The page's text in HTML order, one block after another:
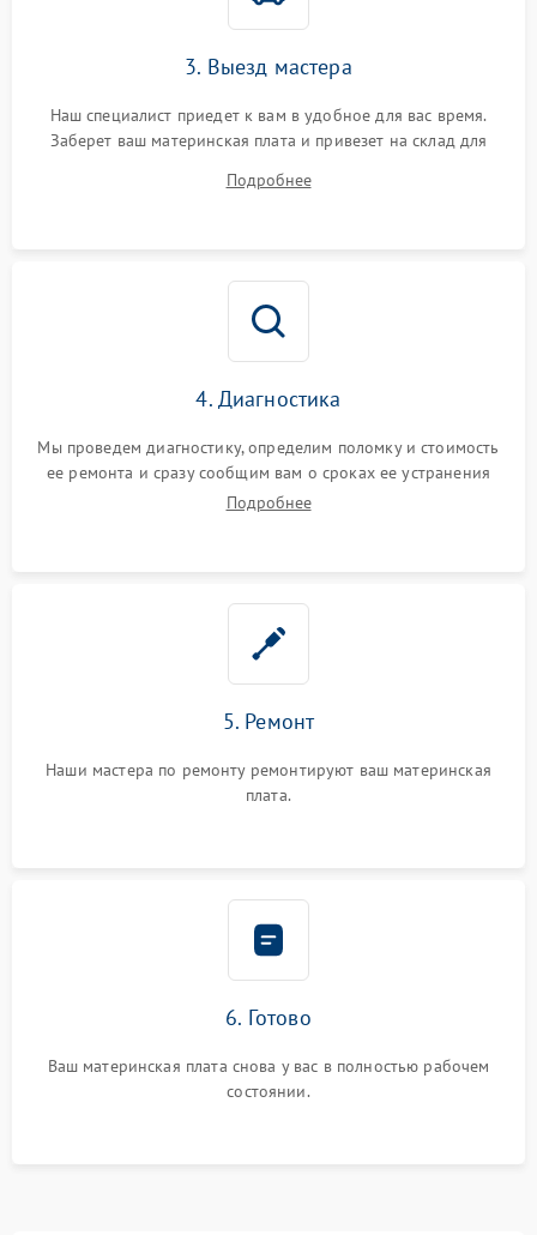
3. Выезд мастера
Наш специалист приедет к вам в удобное для вас время.
Заберет ваш материнская плата и привезет на склад для
Подробнее
4. Диагностика
Мы проведем диагностику, определим поломку и стоимость
ее ремонта и сразу сообщим вам о сроках ее устранения
Подробнее
5. Ремонт
Наши мастера по ремонту ремонтируют ваш материнская
плата.
6. Готово
Ваш материнская плата снова у вас в полностью рабочем
состоянии.